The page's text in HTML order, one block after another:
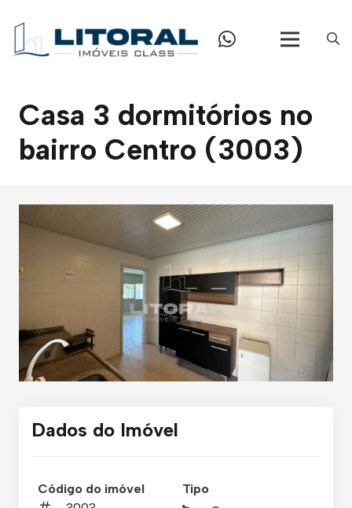
Casa 3 dormitórios no
bairro Centro (3003)
Dados do Imóvel
Código do imóvel
Tipo